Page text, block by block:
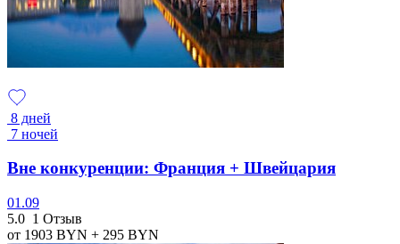
8 дней
7 ночей
Вне конкуренции: Франция + Швейцария
01.09
5.0 1 Отзыв
от 1903 BYN + 295 BYN